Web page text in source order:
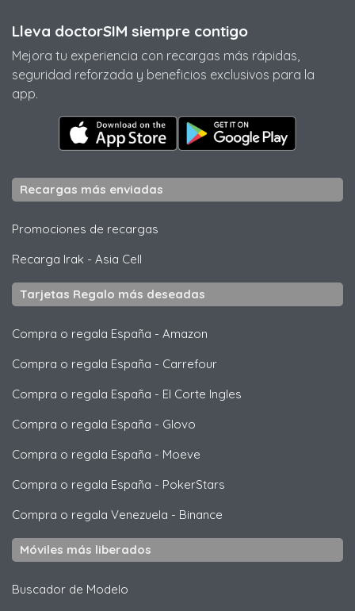
Lleva doctorSIM siempre contigo
Mejora tu experiencia con recargas más rápidas,
seguridad reforzada y beneficios exclusivos para la
app.
Recargas más enviadas
Promociones de recargas
Recarga Irak - Asia Cell
Tarjetas Regalo más deseadas
Compra o regala España - Amazon
Compra o regala España - Carrefour
Compra o regala España - El Corte Ingles
Compra o regala España - Glovo
Compra o regala España - Moeve
Compra o regala España - PokerStars
Compra o regala Venezuela - Binance
Móviles más liberados
Buscador de Modelo